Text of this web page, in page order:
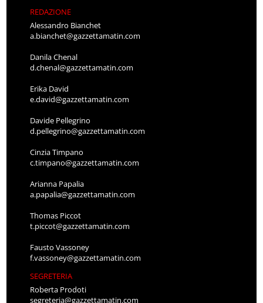
REDAZIONE
Alessandro Bianchet
a.bianchet@gazzettamatin.com
Danila Chenal
d.chenal@gazzettamatin.com
Erika David
e.david@gazzettamatin.com
Davide Pellegrino
d.pellegrino@gazzettamatin.com
Cinzia Timpano
c.timpano@gazzettamatin.com
Arianna Papalia
a.papalia@gazzettamatin.com
Thomas Piccot
t.piccot@gazzettamatin.com
Fausto Vassoney
f.vassoney@gazzettamatin.com
SEGRETERIA
Roberta Prodoti
segreteria@gazzettamatin.com